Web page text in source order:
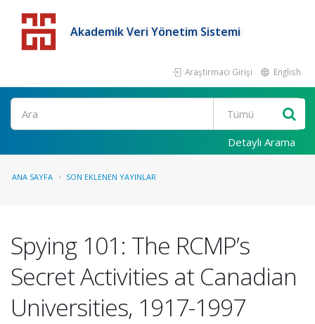
Akademik Veri Yönetim Sistemi
Araştırmacı Girişi English
Detaylı Arama
ANA SAYFA SON EKLENEN YAYINLAR
Spying 101: The RCMP’s
Secret Activities at Canadian
Universities, 1917-1997